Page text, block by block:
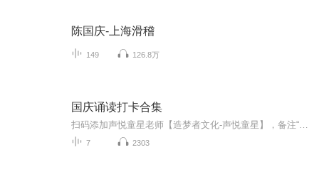
陈国庆-上海滑稽
149 126.8万
国庆诵读打卡合集
7 2303